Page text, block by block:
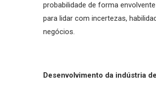
probabilidade de forma
para lidar com incertezas,
negócios.
Desenvolvimento da indústria